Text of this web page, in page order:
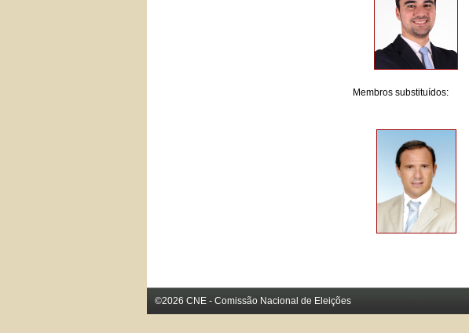
Membros substituídos:
©2026 CNE - Comissão Nacional de Eleições